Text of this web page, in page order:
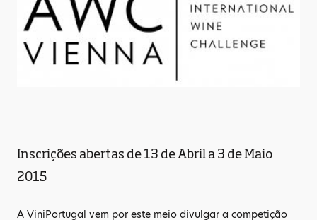
Inscrições abertas de 13 de Abril a 3 de Maio
2015
A ViniPortugal vem por este meio divulgar a competição